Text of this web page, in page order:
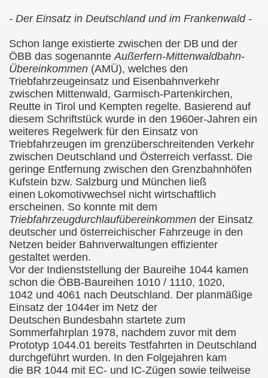
- Der Einsatz in Deutschland und im Frankenwald -
Schon lange existierte zwischen der DB und der
ÖBB das sogenannteAußerfern-Mittenwaldbahn-
Übereinkommen (AMÜ), welches den
Triebfahrzeugeinsatz und Eisenbahnverkehr
zwischen Mittenwald, Garmisch-Partenkirchen,
Reutte in Tirol und Kempten regelte. Basierend auf
diesem Schriftstück wurde in den 1960er-Jahren ein
weiteres Regelwerk für den Einsatz von
Triebfahrzeugen im grenzüberschreitenden Verkehr
zwischen Deutschland und Österreich verfasst. Die
geringe Entfernung zwischen den Grenzbahnhöfen
Kufstein bzw. Salzburg und München ließ
einen Lokomotivwechsel nicht wirtschaftlich
erscheinen. So konnte mit dem
Triebfahrzeugdurchlaufübereinkommen der Einsatz
deutscher und österreichischer Fahrzeuge in den
Netzen beider Bahnverwaltungen effizienter
gestaltet werden.
Vor der Indienststellung der Baureihe 1044 kamen
schon die ÖBB-Baureihen 1010 / 1110, 1020,
1042 und 4061 nach Deutschland. Der planmäßige
Einsatz der 1044er im Netz der
Deutschen Bundesbahn startete zum
Sommerfahrplan 1978, nachdem zuvor mit dem
Prototyp 1044.01 bereits Testfahrten in Deutschland
durchgeführt wurden. In den Folgejahren kam
die BR 1044 mit EC- und IC-Zügen sowie teilweise